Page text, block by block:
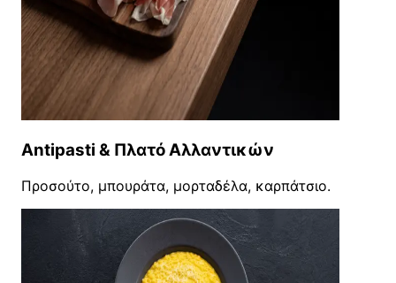
Antipasti & Πλατό Αλλαντικών
Προσούτο, μπουράτα, μορταδέλα, καρπάτσιο.